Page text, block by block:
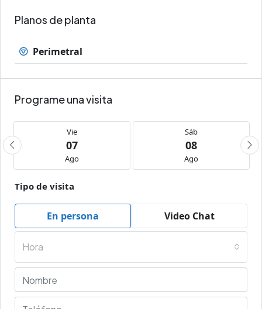
Planos de planta
Perimetral
Programe una visita
Vie
07
Ago
Sáb
08
Ago
Tipo de visita
En persona Video Chat
Hora